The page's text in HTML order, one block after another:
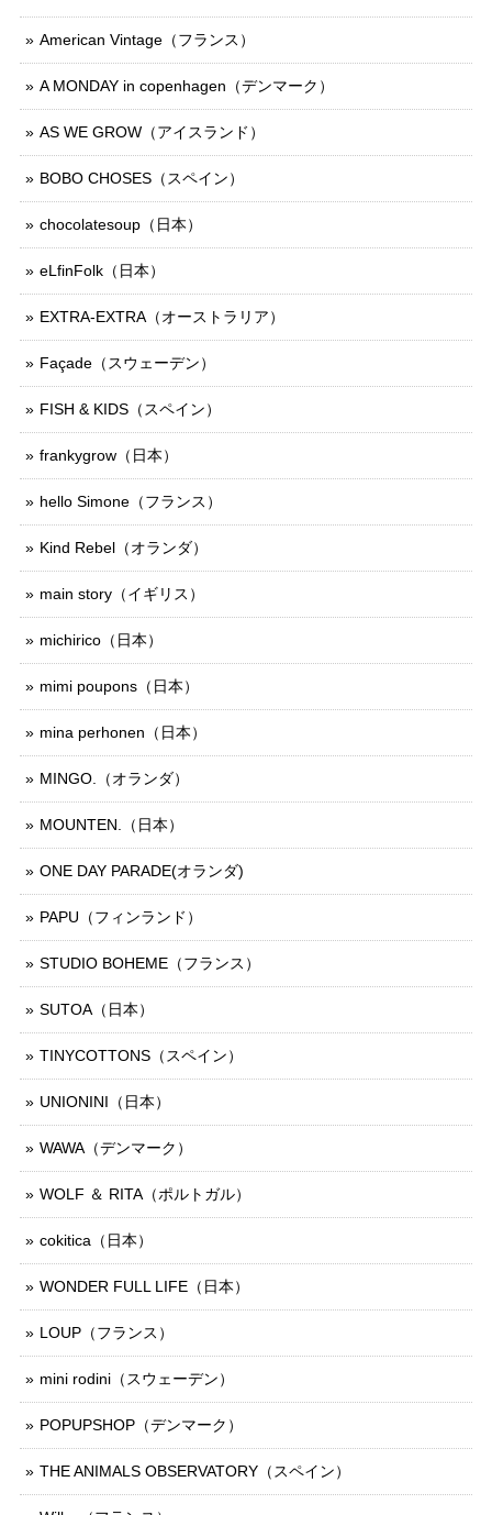
American Vintage（フランス）
A MONDAY in copenhagen（デンマーク）
AS WE GROW（アイスランド）
BOBO CHOSES（スペイン）
chocolatesoup（日本）
eLfinFolk（日本）
EXTRA-EXTRA（オーストラリア）
Façade（スウェーデン）
FISH & KIDS（スペイン）
frankygrow（日本）
hello Simone（フランス）
Kind Rebel（オランダ）
main story（イギリス）
michirico（日本）
mimi poupons（日本）
mina perhonen（日本）
MINGO.（オランダ）
MOUNTEN.（日本）
ONE DAY PARADE(オランダ)
PAPU（フィンランド）
STUDIO BOHEME（フランス）
SUTOA（日本）
TINYCOTTONS（スペイン）
UNIONINI（日本）
WAWA（デンマーク）
WOLF ＆ RITA（ポルトガル）
cokitica（日本）
WONDER FULL LIFE（日本）
LOUP（フランス）
mini rodini（スウェーデン）
POPUPSHOP（デンマーク）
THE ANIMALS OBSERVATORY（スペイン）